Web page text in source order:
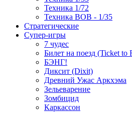
Техника 1/72
Техника ВОВ - 1/35
Стратегические
Супер-игры
7 чудес
Билет на поезд (Ticket to
БЭНГ!
Диксит (Dixit)
Древний Ужас Аркхэма
Зельеварение
Зомбицид
Каркассон